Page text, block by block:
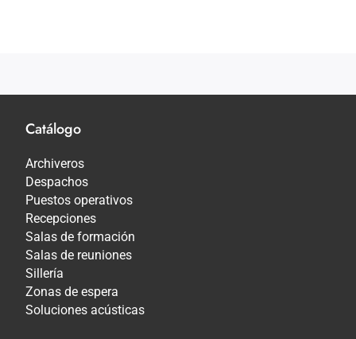
Catálogo
Archiveros
Despachos
Puestos operativos
Recepciones
Salas de formación
Salas de reuniones
Sillería
Zonas de espera
Soluciones acústicas